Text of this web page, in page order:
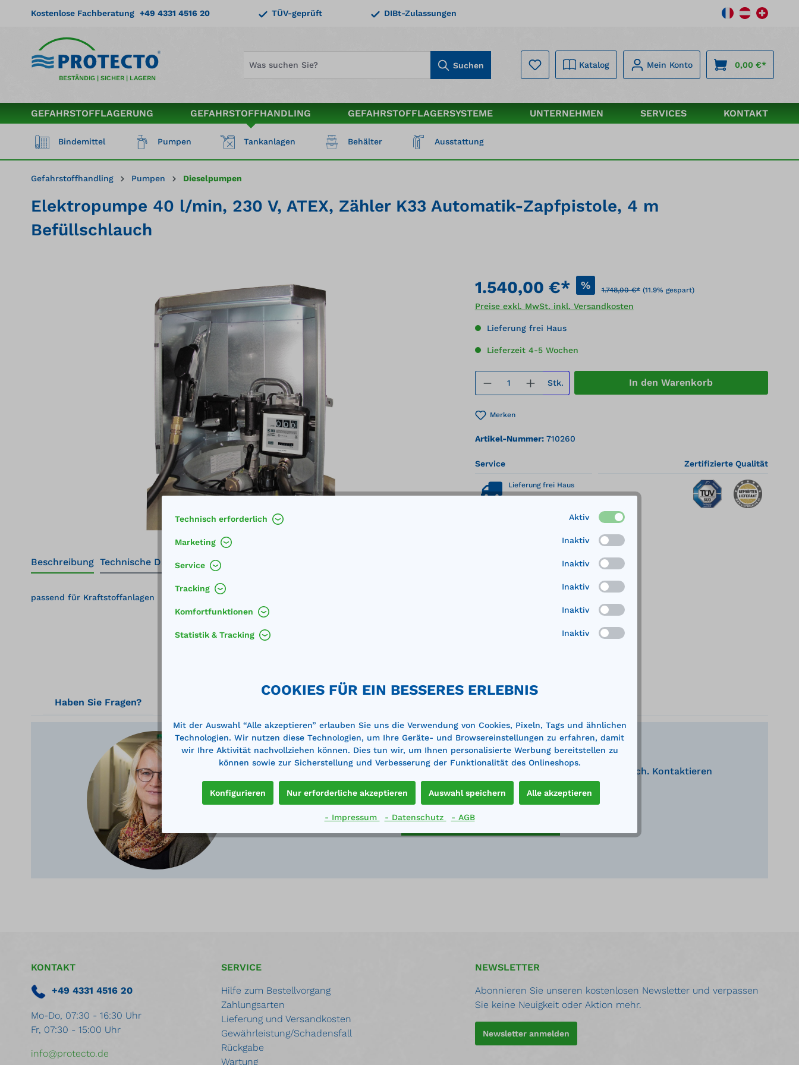
Zur Hauptnavigation springen
Kostenlose Fachberatung +49 4331 4516 20 TÜV-geprüft DIBt-Zulassungen
BESTÄNDIG | SICHER | LAGERN
Suchen Katalog Mein Konto 0,00 €*
GEFAHRSTOFFLAGERUNG GEFAHRSTOFFHANDLING GEFAHRSTOFFLAGERSYSTEME UNTERNEHMEN SERVICES KONTAKT
Bindemittel Pumpen Tankanlagen Behälter Ausstattung
Gefahrstoffhandling Pumpen Dieselpumpen
Elektropumpe 40 l/min, 230 V, ATEX, Zähler K33 Automatik-Zapfpistole, 4 m
Befüllschlauch
1.540,00 €* % 1.748,00 €* (11.9% gespart)
Preise exkl. MwSt. inkl. Versandkosten
Lieferung frei Haus
Lieferzeit 4-5 Wochen
Produkt Anzahl: Gib den gewünschten Wert
Stk. In den Warenkorb
Merken
Artikel-Nummer: 710260
Service
Lieferung frei Haus
Zertifizierte Qualität
Beschreibung Technische Daten
passend für Kraftstoffanlagen
Haben Sie Fragen?
Gerne sind wir Ihnen bei der Planung und Auswahl der passenden Produkte behilflich. Kontaktieren
Sie uns für eine kostenlose Beratung.
Jetzt kontaktieren
KONTAKT
+49 4331 4516 20
Mo-Do, 07:30 - 16:30 Uhr
Fr, 07:30 - 15:00 Uhr
info@protecto.de
SERVICE
Hilfe zum Bestellvorgang
Zahlungsarten
Lieferung und Versandkosten
Gewährleistung/Schadensfall
Rückgabe
Wartung
NEWSLETTER
Abonnieren Sie unseren kostenlosen Newsletter und verpassen
Sie keine Neuigkeit oder Aktion mehr.
Newsletter anmelden
Technisch erforderlich Aktiv
Marketing Inaktiv
Service Inaktiv
Tracking Inaktiv
Komfortfunktionen Inaktiv
Statistik & Tracking Inaktiv
COOKIES FÜR EIN BESSERES ERLEBNIS
Mit der Auswahl “Alle akzeptieren” erlauben Sie uns die Verwendung von Cookies, Pixeln, Tags und ähnlichen
Technologien. Wir nutzen diese Technologien, um Ihre Geräte- und Browsereinstellungen zu erfahren, damit
wir Ihre Aktivität nachvollziehen können. Dies tun wir, um Ihnen personalisierte Werbung bereitstellen zu
können sowie zur Sicherstellung und Verbesserung der Funktionalität des Onlineshops.
Konfigurieren Nur erforderliche akzeptieren Auswahl speichern Alle akzeptieren
- Impressum - Datenschutz - AGB